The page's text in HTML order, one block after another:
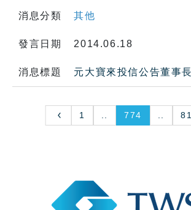
消息分類 其他
發言日期 2014.06.18
消息標題 元大寶來投信公告董事
1 774